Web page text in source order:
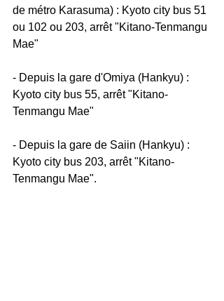
de métro Karasuma) : Kyoto city bus 51
ou 102 ou 203, arrêt "Kitano-Tenmangu
Mae"
- Depuis la gare d'Omiya (Hankyu) :
Kyoto city bus 55, arrêt "Kitano-
Tenmangu Mae"
- Depuis la gare de Saiin (Hankyu) :
Kyoto city bus 203, arrêt "Kitano-
Tenmangu Mae".